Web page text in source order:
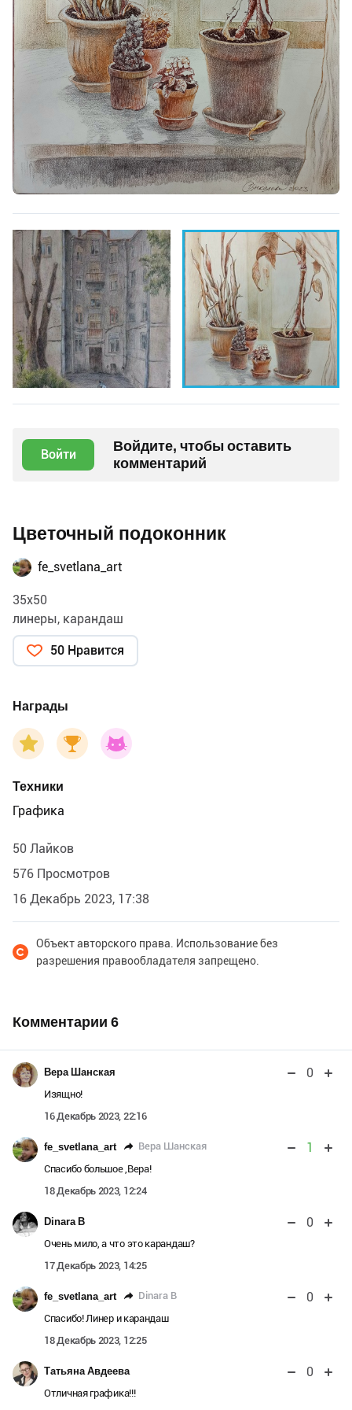
Войти
Войдите, чтобы оставить
комментарий
Цветочный подоконник
fe_svetlana_art
35х50
линеры, карандаш
50 Нравится
Награды
Техники
Графика
50 Лайков
576 Просмотров
16 Декабрь 2023, 17:38
Объект авторского права. Использование без
разрешения правообладателя запрещено.
Комментарии 6
Вера Шанская 0
Изящно!
16 Декабрь 2023, 22:16
fe_svetlana_art Вера Шанская 1
Спасибо большое ,Вера!
18 Декабрь 2023, 12:24
Dinara B 0
Очень мило, а что это карандаш?
17 Декабрь 2023, 14:25
fe_svetlana_art Dinara B 0
Спасибо! Линер и карандаш
18 Декабрь 2023, 12:25
Татьяна Авдеева 0
Отличная графика!!!